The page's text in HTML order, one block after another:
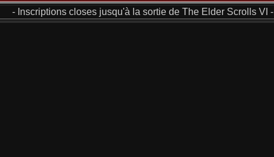
- Inscriptions closes jusqu'à la sortie de The Elder Scrolls VI -